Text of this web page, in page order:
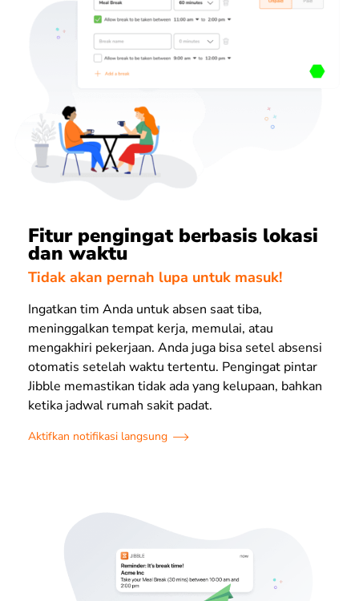
Fitur pengingat berbasis lokasi
dan waktu
Tidak akan pernah lupa untuk masuk!
Ingatkan tim Anda untuk absen saat tiba,
meninggalkan tempat kerja, memulai, atau
mengakhiri pekerjaan. Anda juga bisa setel absensi
otomatis setelah waktu tertentu. Pengingat pintar
Jibble memastikan tidak ada yang kelupaan, bahkan
ketika jadwal rumah sakit padat.
Aktifkan notifikasi langsung